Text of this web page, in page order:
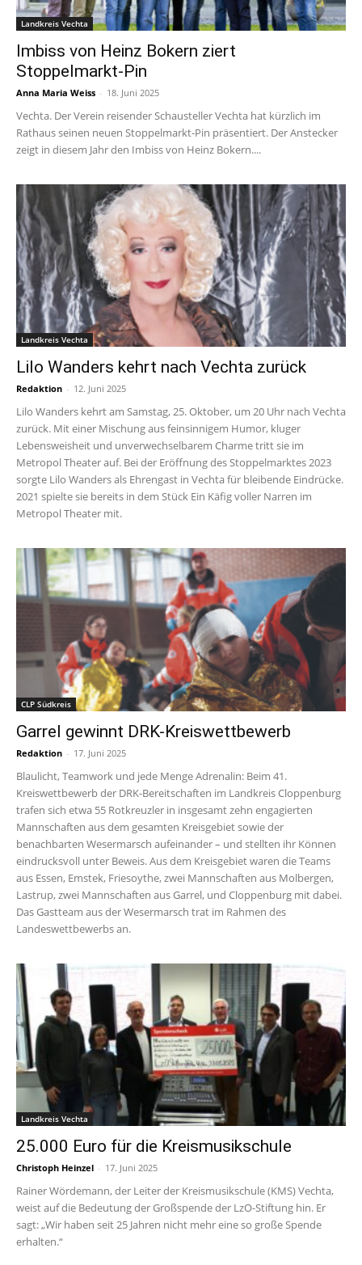
Landkreis Vechta
Imbiss von Heinz Bokern ziert
Stoppelmarkt-Pin
Anna Maria Weiss - 18. Juni 2025
Vechta. Der Verein reisender Schausteller Vechta hat kürzlich im
Rathaus seinen neuen Stoppelmarkt-Pin präsentiert. Der Anstecker
zeigt in diesem Jahr den Imbiss von Heinz Bokern....
Landkreis Vechta
Lilo Wanders kehrt nach Vechta zurück
Redaktion - 12. Juni 2025
Lilo Wanders kehrt am Samstag, 25. Oktober, um 20 Uhr nach Vechta
zurück. Mit einer Mischung aus feinsinnigem Humor, kluger
Lebensweisheit und unverwechselbarem Charme tritt sie im
Metropol Theater auf. Bei der Eröffnung des Stoppelmarktes 2023
sorgte Lilo Wanders als Ehrengast in Vechta für bleibende Eindrücke.
2021 spielte sie bereits in dem Stück Ein Käfig voller Narren im
Metropol Theater mit.
CLP Südkreis
Garrel gewinnt DRK-Kreiswettbewerb
Redaktion - 17. Juni 2025
Blaulicht, Teamwork und jede Menge Adrenalin: Beim 41.
Kreiswettbewerb der DRK-Bereitschaften im Landkreis Cloppenburg
trafen sich etwa 55 Rotkreuzler in insgesamt zehn engagierten
Mannschaften aus dem gesamten Kreisgebiet sowie der
benachbarten Wesermarsch aufeinander – und stellten ihr Können
eindrucksvoll unter Beweis. Aus dem Kreisgebiet waren die Teams
aus Essen, Emstek, Friesoythe, zwei Mannschaften aus Molbergen,
Lastrup, zwei Mannschaften aus Garrel, und Cloppenburg mit dabei.
Das Gastteam aus der Wesermarsch trat im Rahmen des
Landeswettbewerbs an.
Landkreis Vechta
25.000 Euro für die Kreismusikschule
Christoph Heinzel - 17. Juni 2025
Rainer Wördemann, der Leiter der Kreismusikschule (KMS) Vechta,
weist auf die Bedeutung der Großspende der LzO-Stiftung hin. Er
sagt: „Wir haben seit 25 Jahren nicht mehr eine so große Spende
erhalten.“